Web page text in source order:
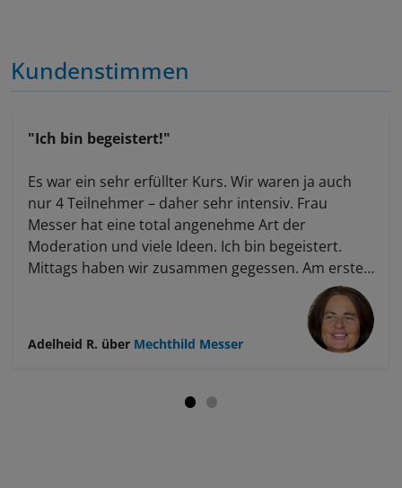
Kundenstimmen
"Ich bin begeistert!"
Es war ein sehr erfüllter Kurs. Wir waren ja auch
nur 4 Teilnehmer – daher sehr intensiv. Frau
Messer hat eine total angenehme Art der
Moderation und viele Ideen. Ich bin begeistert.
Mittags haben wir zusammen gegessen. Am ersten
Tag waren wir bis 18:30 Uhr beschäftigt – danach
war ich platt. Wir haben sehr viel mitbekommen.
Ich habe Lust bekommen. Ich bin sehr kopfbetont
(bin Lehrerin) und habe am Sonntag das erste Mal
habe ich bei ihr gelernt. Ich habe eine Idee
Adelheid R. über Mechthild Messer